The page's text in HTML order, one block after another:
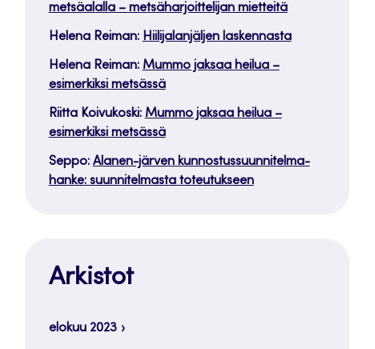
metsäalalla – metsäharjoittelijan mietteitä
Helena Reiman: Hiilijalanjäljen laskennasta
Helena Reiman: Mummo jaksaa heilua –
esimerkiksi metsässä
Riitta Koivukoski: Mummo jaksaa heilua –
esimerkiksi metsässä
Seppo: Alanen-järven kunnostussuunnitelma-
hanke: suunnitelmasta toteutukseen
Arkistot
elokuu 2023